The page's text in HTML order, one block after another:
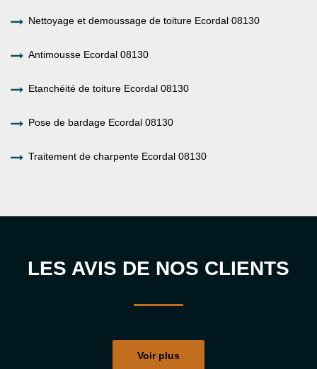
Nettoyage et demoussage de toiture Ecordal 08130
Antimousse Ecordal 08130
Etanchéité de toiture Ecordal 08130
Pose de bardage Ecordal 08130
Traitement de charpente Ecordal 08130
LES AVIS DE NOS CLIENTS
Voir plus